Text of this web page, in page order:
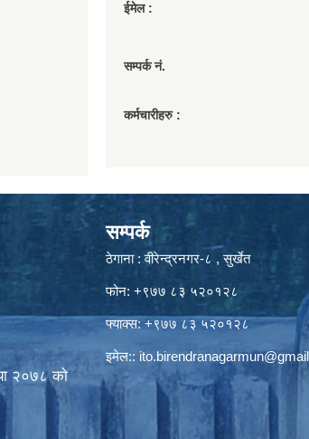
ईमेल :
सम्पर्क नं.
कर्मचारीहरु :
२०७८ काे
सम्पर्क
ठेगाना : वीरेन्द्रनगर-८ , सुर्खेत
फोन: +९७७ ८३ ५२०१२८
फ्याक्स: +९७७ ८३ ५२०१२८
इमेल::